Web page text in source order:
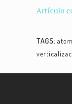
Artículo
TAGS: